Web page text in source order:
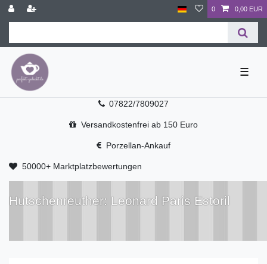
0 0,00 EUR
☰
07822/7809027
Versandkostenfrei ab 150 Euro
Porzellan-Ankauf
50000+ Marktplatzbewertungen
Hutschenreuther: Leonard Paris Estoril